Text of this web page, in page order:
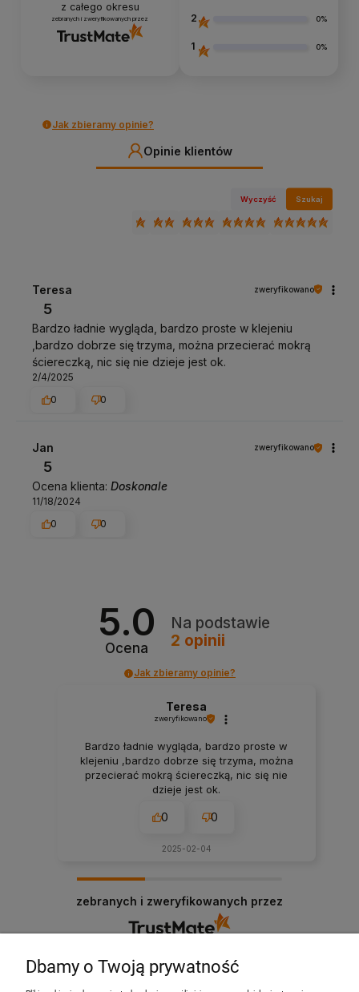
z całego okresu
zebranych i zweryfikowanych przez 2 0%
1 0%
Jak zbieramy opinie?
Opinie klientów
Wyczyść Szukaj
Teresa zweryfikowano
5
Bardzo ładnie wygląda, bardzo proste w klejeniu
,bardzo dobrze się trzyma, można przecierać mokrą
ściereczką, nic się nie dzieje jest ok.
2/4/2025
0
0
Jan zweryfikowano
5
Ocena klienta: Doskonale
11/18/2024
0
0
5.0
Ocena
Na podstawie
2 opinii
Jak zbieramy opinie?
Teresa
zweryfikowano
Bardzo ładnie wygląda, bardzo proste w
klejeniu ,bardzo dobrze się trzyma, można
przecierać mokrą ściereczką, nic się nie
dzieje jest ok.
0 0
2025-02-04
zebranych i zweryfikowanych przez
Dbamy o Twoją prywatność